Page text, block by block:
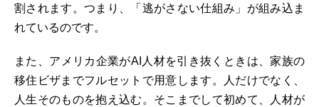
割されます。つまり、「逃がさない仕組み」が組み込ま
れているのです。
また、アメリカ企業がAI人材を引き抜くときは、家族の
移住ビザまでフルセットで用意します。人だけでなく、
人生そのものを抱え込む。そこまでして初めて、人材が